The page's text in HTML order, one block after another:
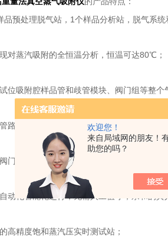
欢迎您！
来自局域网的朋友！
助您的吗？
处理脱气站，1个样品分析站，脱气系统
蒸汽吸附的全恒温分析，恒温可达80℃；
吸附腔样品管和歧管模块、阀门组等整个
、阀门的密封采用耐油抗腐蚀设计，先采
为耐油耐有机蒸汽腐蚀的专用阀门，适合
化智能化运行，无需人工值守，亲和的真
精度饱和蒸汽压实时测试站；